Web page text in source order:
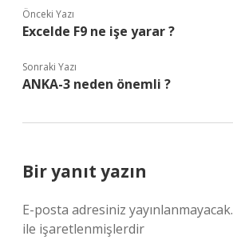
Önceki Yazı
Excelde F9 ne işe yarar ?
Sonraki Yazı
ANKA-3 neden önemli ?
Bir yanıt yazın
E-posta adresiniz yayınlanmayacak.
ile işaretlenmişlerdir